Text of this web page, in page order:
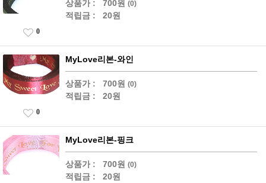
상품가 : 700원 (0)
적립금 : 20원
0
MyLove리본-와인
상품가 : 700원 (0)
적립금 : 20원
0
MyLove리본-핑크
상품가 : 700원 (0)
적립금 : 20원